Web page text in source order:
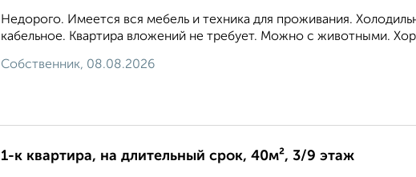
Недорого. Имеется вся мебель и техника для проживания.
кабельное. Квартира вложений не требует. Можно с животными.
Собственник, 08.08.2026
1-к квартира, на длительный срок, 40м², 3/9 этаж